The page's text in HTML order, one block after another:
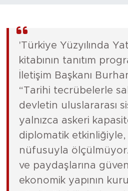
'Türkiye Yüzyılında
kitabının tanıtım
İletişim Başkanı
“Tarihi tecrübelerle
devletin uluslararası
yalnızca askeri
diplomatik
nüfusuyla ölçülmüyor.
ve paydaşlarına
ekonomik yapının